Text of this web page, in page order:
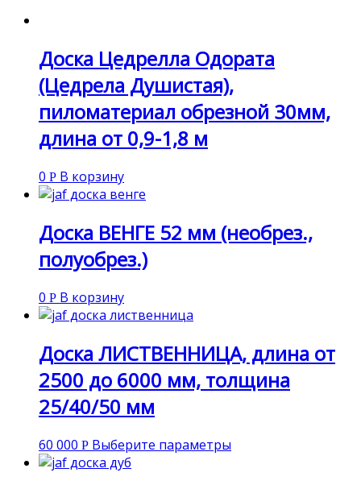
Доска Цедрелла Одората
(Цедрела Душистая),
пиломатериал обрезной 30мм,
длина от 0,9-1,8 м
0 Р В корзину
Доска ВЕНГЕ 52 мм (необрез.,
полуобрез.)
0 Р В корзину
Доска ЛИСТВЕННИЦА, длина от
2500 до 6000 мм, толщина
25/40/50 мм
60 000 Р Выберите параметры